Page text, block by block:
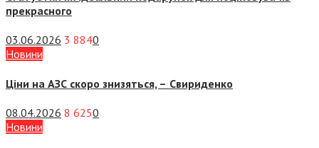
прекрасного
03.06.2026 3 8840
Новини
Ціни на АЗС скоро знизяться, – Свириденко
08.04.2026 8 6250
Новини